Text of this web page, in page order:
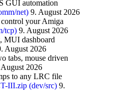
GUI automation
net) 9. August 2026
your Amiga
tcp) 9. August 2026
MUI dashboard
August 2026
tabs, mouse driven
2026
to any LRC file
III.zip (dev/src) 9.